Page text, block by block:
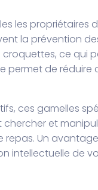
les
la prévention
croquettes, ce
permet de
ces gamelles
chercher et
repas. Un
intellectuelle de